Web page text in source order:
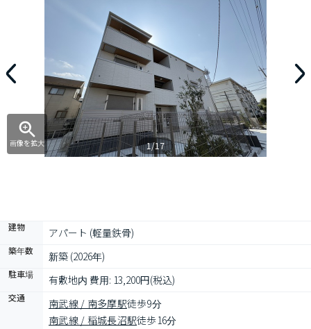
画像を拡大 1/17
建物 アパート (軽量鉄骨)
築年数 新築 (2026年)
駐車場 有敷地内 費用: 13,200円(税込)
交通 南武線 / 南多摩駅徒歩9分
南武線 / 稲城長沼駅徒歩16分